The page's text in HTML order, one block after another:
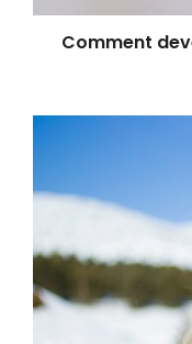
Comment